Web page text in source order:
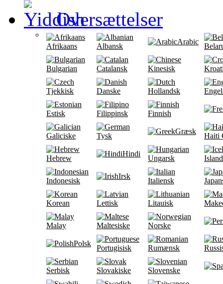
Oversættelser
Afrikaans Albansk
Arabic
Bulgarian Catalansk Kinesisk
Tjekkisk Danske Hollandsk
Estisk Filippinsk Finnish
Galiciske Tysk
Græsk
Haiti
Hebrew
Hindi
Ungarsk
Indonesisk
Irsk
Italiensk
Korean Lettisk Litauisk
Malay Maltesiske Norske
Polsk
Portugisisk Rumænsk
Serbisk Slovakiske Slovenske